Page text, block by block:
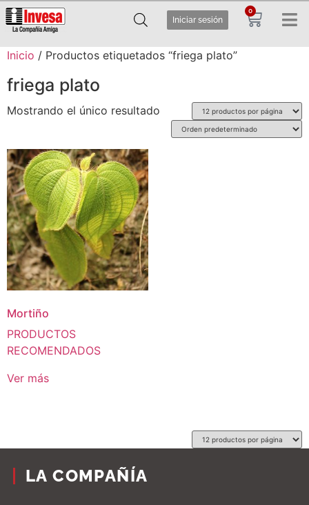
Iniciar sesión
0
Inicio / Productos etiquetados “friega plato”
friega plato
Mostrando el único resultado
Mortiño
PRODUCTOS
RECOMENDADOS
Ver más
LA COMPAÑÍA